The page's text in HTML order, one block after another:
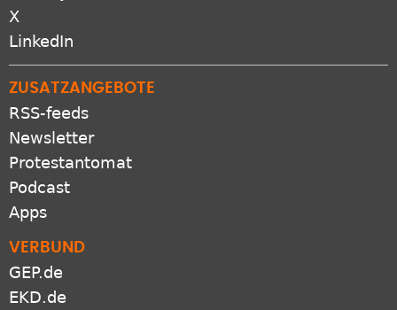
ZUSATZANGEBOTE
RSS-feeds
Newsletter
Protestantomat
Podcast
Apps
VERBUND
GEP.de
EKD.de
Gliedkirchen der EKD
Freikirchen